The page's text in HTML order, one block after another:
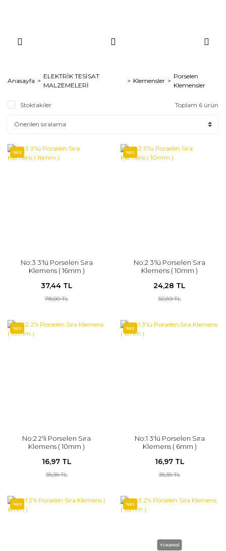
Anasayfa
ELEKTRİK TESİSAT
MALZEMELERİ
Klemensler
Porselen
Klemensler
Stoktakiler Toplam 6 ürün
%52
No:3 3'lü Porselen Sıra
Klemens ( 16mm )
37,44 TL
78,00 TL
%52
No:2 3'lü Porselen Sıra
Klemens ( 10mm )
24,28 TL
50,59 TL
%52
No:2 2'li Porselen Sıra
Klemens ( 10mm )
16,97 TL
35,35 TL
%52
No:1 3'lü Porselen Sıra
Klemens ( 6mm )
16,97 TL
35,35 TL
%52 %52
TÜKENDİ